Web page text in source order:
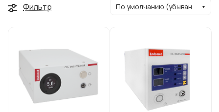
Фильтр По умолчанию (убывание)